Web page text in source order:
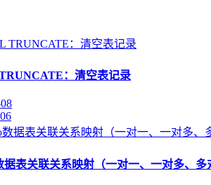
：清空表记录
据表关联关系映射（一对一、一对多、多